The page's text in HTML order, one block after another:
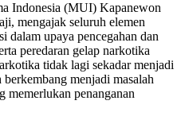
Indonesia (MUI) Kapanewon
mengajak seluruh elemen
dalam upaya pencegahan dan
peredaran gelap narkotika
tidak lagi sekadar menjadi
menjadi masalah
memerlukan penanganan